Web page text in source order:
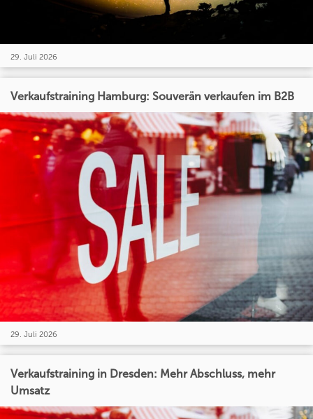
29. Juli 2026
Verkaufstraining Hamburg: Souverän verkaufen im B2B
29. Juli 2026
Verkaufstraining in Dresden: Mehr Abschluss, mehr
Umsatz